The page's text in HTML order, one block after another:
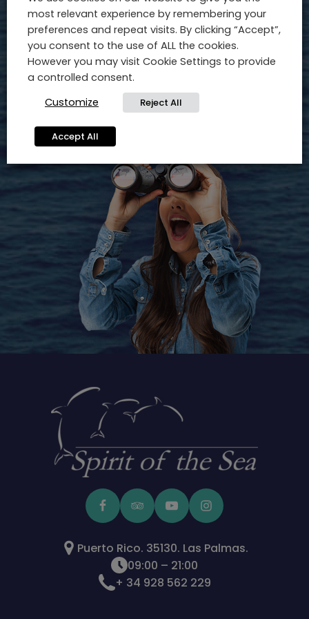
unieke reis tussen de reuzen van de zee.
BOEK
Puerto Rico. 35130. Las Palmas.
09:00 – 21:00
+ 34 928 562 229
most relevant experience by remembering your
preferences and repeat visits. By clicking “Accept”,
you consent to the use of ALL the cookies.
However you may visit Cookie Settings to provide
a controlled consent.
Customize
Reject All
Accept All